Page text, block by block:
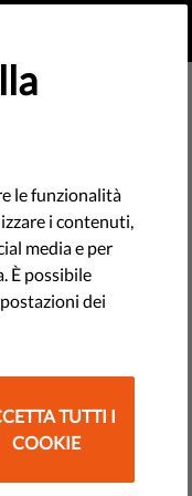
not exist.
the button
le funzionalità
i contenuti,
media e per
È possibile
dei
TUTTI I
COOKIE